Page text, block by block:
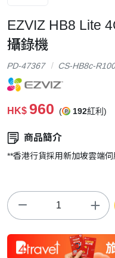
EZVIZ HB8 Lite
攝錄機
PD-47367 CS-HB8c-
HK$ 960 ( 192紅利)
商品簡介
**香港行貨採用新加坡雲端